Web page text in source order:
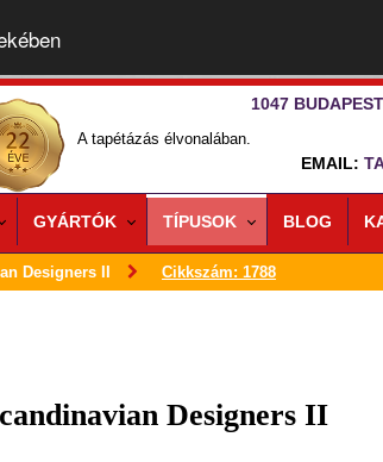
A tapétázás élvonalában.
1047
EMAIL:
GYÁRTÓK TÍPUSOK BLOG
Designers II Cikkszám: 1788
Designers II